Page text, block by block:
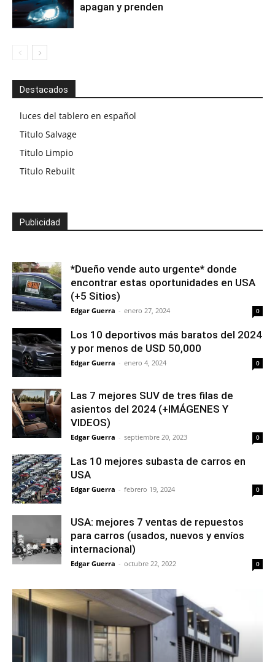
apagan y prenden
Destacados
luces del tablero en español
Titulo Salvage
Titulo Limpio
Titulo Rebuilt
Publicidad
*Dueño vende auto urgente* donde
encontrar estas oportunidades en USA
(+5 Sitios)
Edgar Guerra - enero 27, 2024 0
Los 10 deportivos más baratos del 2024
y por menos de USD 50,000
Edgar Guerra - enero 4, 2024 0
Las 7 mejores SUV de tres filas de
asientos del 2024 (+IMÁGENES Y
VIDEOS)
Edgar Guerra - septiembre 20, 2023 0
Las 10 mejores subasta de carros en
USA
Edgar Guerra - febrero 19, 2024 0
USA: mejores 7 ventas de repuestos
para carros (usados, nuevos y envíos
internacional)
Edgar Guerra - octubre 22, 2022 0